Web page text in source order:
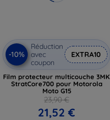
-10%
Réduction
avec
coupon
EXTRA10
Film protecteur multicouche 3MK
StratCore700 pour Motorola
Moto G15
23,90 €
21,52 €